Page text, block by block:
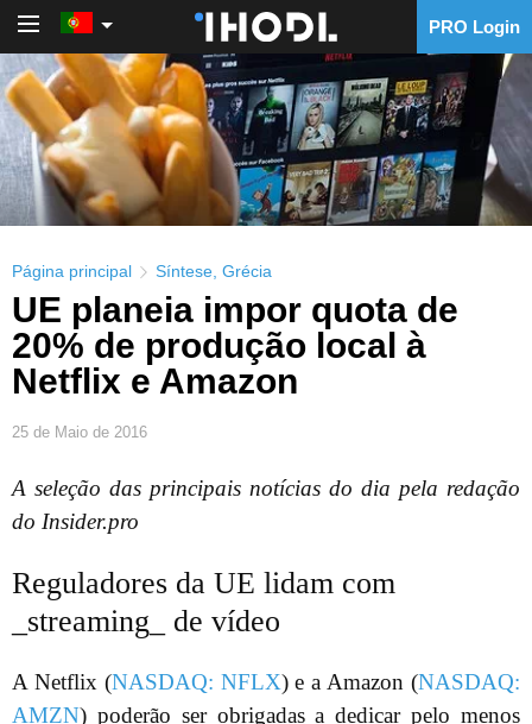
PRO Login
Página principal Síntese Grécia
UE planeia impor quota de
20% de produção local à
Netflix e Amazon
25 de Maio de 2016
A seleção das principais notícias do dia pela redação
do Insider.pro
Reguladores da UE lidam com
_streaming_ de vídeo
A Netflix (NASDAQ: NFLX) e a Amazon (NASDAQ:
AMZN) poderão ser obrigadas a dedicar pelo menos